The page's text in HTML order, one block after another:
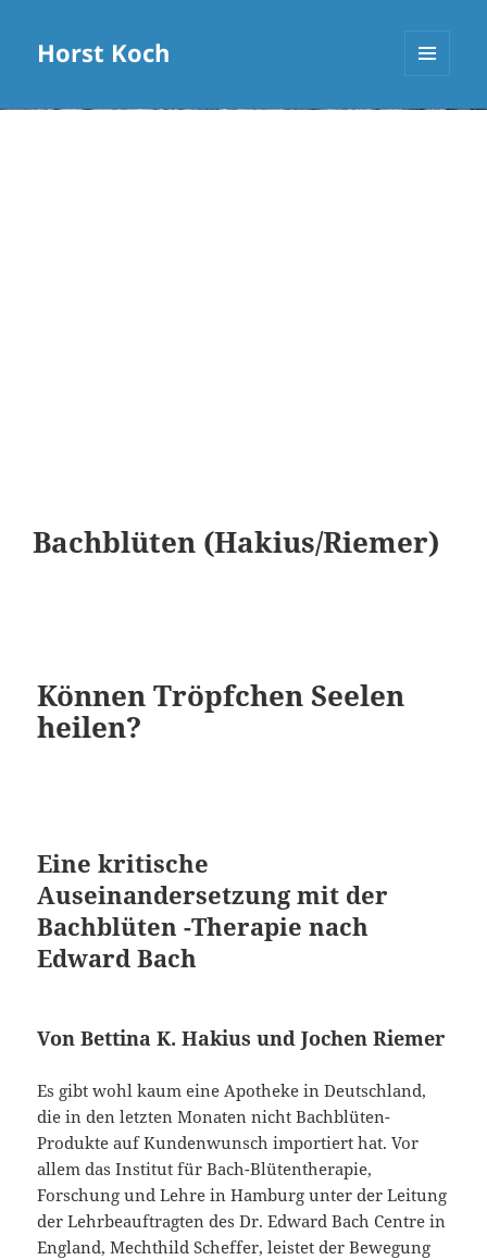
Horst Koch
Bachblüten (Hakius/Riemer)
Können Tröpfchen Seelen
heilen?
Eine kritische
Auseinandersetzung mit der
Bachblüten -Therapie nach
Edward Bach
Von Bettina K. Hakius und Jochen Riemer
Es gibt wohl kaum eine Apotheke in Deutschland,
die in den letzten Monaten nicht Bachblüten-
Produkte auf Kundenwunsch importiert hat. Vor
allem das Institut für Bach-Blütentherapie,
Forschung und Lehre in Hamburg unter der Leitung
der Lehrbeauftragten des Dr. Edward Bach Centre in
England, Mechthild Scheffer, leistet der Bewegung